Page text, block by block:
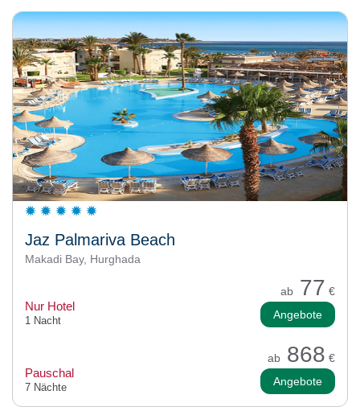
Jaz Palmariva Beach
Makadi Bay, Hurghada
ab 77 €
Nur Hotel
1 Nacht Angebote
ab 868 €
Pauschal
7 Nächte Angebote